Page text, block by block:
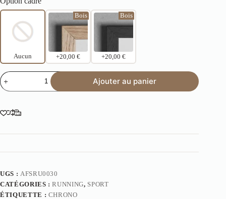
Aucun
Bois
+20,00 €
Bois
+20,00 €
Ajouter au panier
UGS : AFSRU0030
CATÉGORIES :RUNNING, SPORT
ÉTIQUETTE : CHRONO